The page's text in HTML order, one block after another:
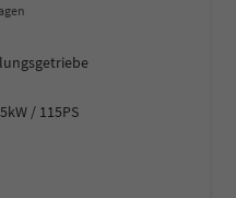
/ 115PS